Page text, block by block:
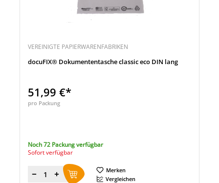
VEREINIGTE PAPIERWARENFABRIKEN
docuFIX® Dokumententasche classic eco DIN lang
51,99 €*
pro Packung
Noch 72 Packung verfügbar
Sofort verfügbar
Menge
Merken
Vergleichen